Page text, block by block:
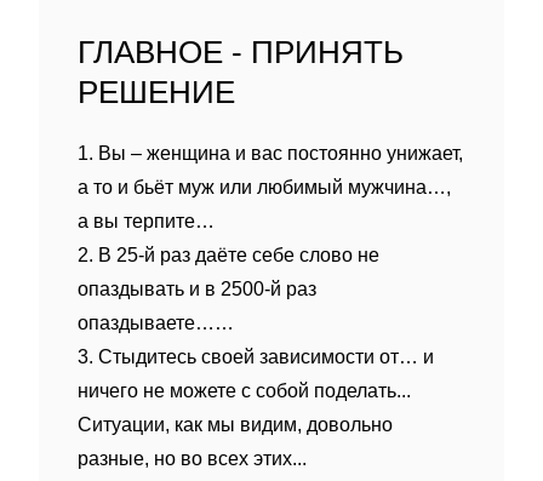
ГЛАВНОЕ - ПРИНЯТЬ
РЕШЕНИЕ
1. Вы – женщина и вас постоянно унижает,
а то и бьёт муж или любимый мужчина…,
а вы терпите…
2. В 25-й раз даёте себе слово не
опаздывать и в 2500-й раз
опаздываете……
3. Стыдитесь своей зависимости от… и
ничего не можете с собой поделать...
Ситуации, как мы видим, довольно
разные, но во всех этих...